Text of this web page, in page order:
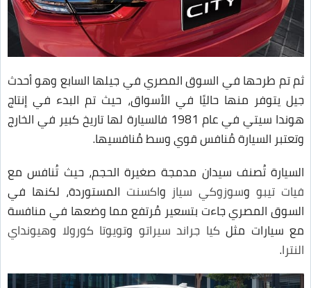
ثم تم طرحها في السوق المصري في جيلها السابع وهو أحدث
جيل يتوفر منها حاليًا في الأسواق، حيث تم البدء في إنتاج
هوندا سيتي في عام 1981 فالسيارة لها تاريخ كبير في الخارج
وتعتبر السيارة مُنافس قوي وسط مُنافسيها.
السيارة تُصنف سيدان مدمجة صغيرة الحجم، حيث تُنافس مع
فيات تيبووسوزوكي سيازواكسنت المستوردة، لكنها في
السوق المصري جاءت بتسعير مُرتفع مما وضعها في منافسة
مع سيارات مثل كيا جراند سيراتو وتويوتا كورولا وهيونداي
النترا.